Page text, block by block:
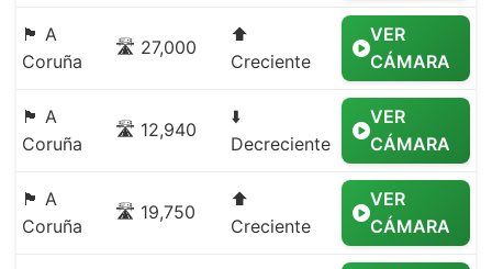
🏴 A
Coruña
🛣️ 27,000
⬆️
Creciente
VER
CÁMARA
🏴 A
Coruña
🛣️ 12,940
⬇️
Decreciente
VER
CÁMARA
🏴 A
Coruña
🛣️ 19,750
⬆️
Creciente
VER
CÁMARA